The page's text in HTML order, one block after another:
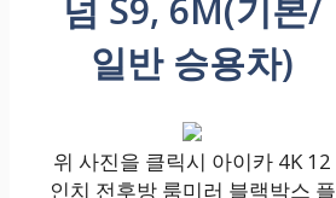
넘 S9, 6M(기본/
일반 승용차)
위 사진을 클릭시 아이카 4K 12
인치 전후방 룸미러 블랙박스 플